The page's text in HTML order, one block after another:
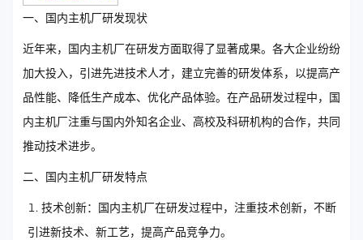
一、国内主机厂研发现状
近年来，国内主机厂在研发方面取得了显著成果。各大企业纷纷
加大投入，引进先进技术人才，建立完善的研发体系，以提高产
品性能、降低生产成本、优化产品体验。在产品研发过程中，国
内主机厂注重与国内外知名企业、高校及科研机构的合作，共同
推动技术进步。
二、国内主机厂研发特点
技术创新：国内主机厂在研发过程中，注重技术创新，不断
引进新技术、新工艺，提高产品竞争力。